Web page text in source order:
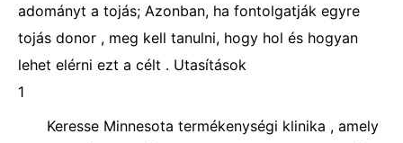
adományt a tojás; Azonban, ha fontolgatják egyre
tojás donor , meg kell tanulni, hogy hol és hogyan
lehet elérni ezt a célt . Utasítások
1
Keresse Minnesota termékenységi klinika , amely